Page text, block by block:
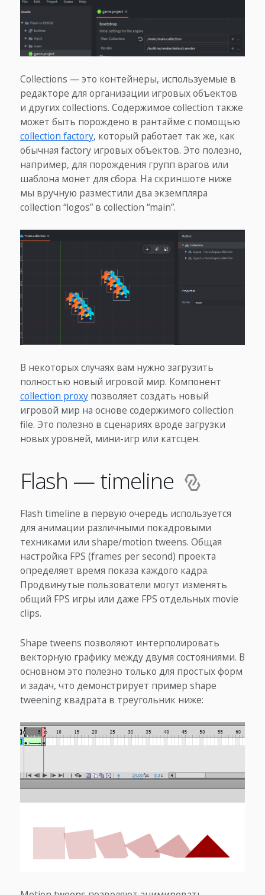
Collections — это контейнеры, используемые в
редакторе для организации игровых объектов
и других collections. Содержимое collection также
может быть порождено в рантайме с помощью
collection factory, который работает так же, как
обычная factory игровых объектов. Это полезно,
например, для порождения групп врагов или
шаблона монет для сбора. На скриншоте ниже
мы вручную разместили два экземпляра
collection “logos” в collection “main”.
В некоторых случаях вам нужно загрузить
полностью новый игровой мир. Компонент
collection proxyпозволяет создать новый
игровой мир на основе содержимого collection
file. Это полезно в сценариях вроде загрузки
новых уровней, мини-игр или катсцен.
Flash — timeline
Flash timeline в первую очередь используется
для анимации различными покадровыми
техниками или shape/motion tweens. Общая
настройка FPS (frames per second) проекта
определяет время показа каждого кадра.
Продвинутые пользователи могут изменять
общий FPS игры или даже FPS отдельных movie
clips.
Shape tweens позволяют интерполировать
векторную графику между двумя состояниями. В
основном это полезно только для простых форм
и задач, что демонстрирует пример shape
tweening квадрата в треугольник ниже: